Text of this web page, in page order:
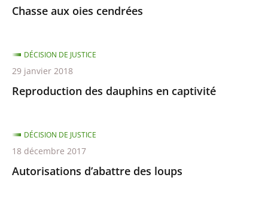
Chasse aux oies cendrées
Reproduction des dauphins en captivité
DÉCISION DE JUSTICE
29 janvier 2018
Autorisations d’abattre des loups
DÉCISION DE JUSTICE
18 décembre 2017